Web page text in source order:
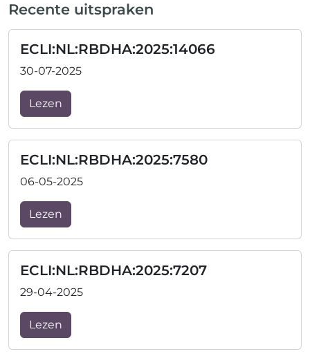
Recente uitspraken
ECLI:NL:RBDHA:2025:14066
30-07-2025
Lezen
ECLI:NL:RBDHA:2025:7580
06-05-2025
Lezen
ECLI:NL:RBDHA:2025:7207
29-04-2025
Lezen